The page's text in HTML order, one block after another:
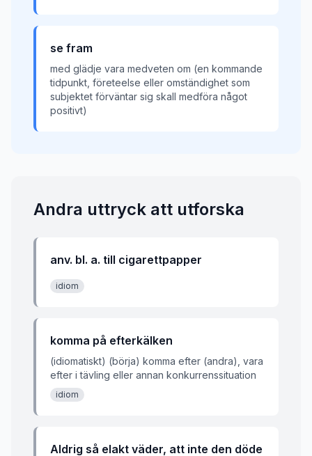
se fram
med glädje vara medveten om (en kommande
tidpunkt, företeelse eller omständighet som
subjektet förväntar sig skall medföra något
positivt)
Andra uttryck att utforska
anv. bl. a. till cigarettpapper
idiom
komma på efterkälken
(idiomatiskt) (börja) komma efter (andra), vara
efter i tävling eller annan konkurrenssituation
idiom
Aldrig så elakt väder, att inte den döde